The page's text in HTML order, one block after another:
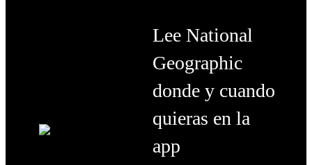
Lee National
Geographic
donde y cuando
quieras en la
app